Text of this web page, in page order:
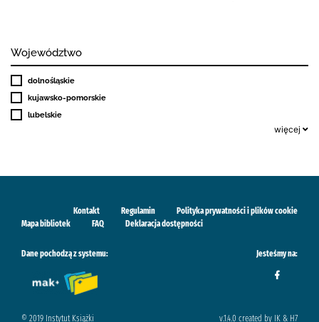
Województwo
dolnośląskie
kujawsko-pomorskie
lubelskie
więcej
Kontakt Regulamin
Polityka prywatności i plików cookie
Mapa bibliotek
FAQ Deklaracja dostępności
Dane pochodzą z systemu: Jesteśmy na:
© 2019 Instytut Książki v.1.4.0 created by IK & H7